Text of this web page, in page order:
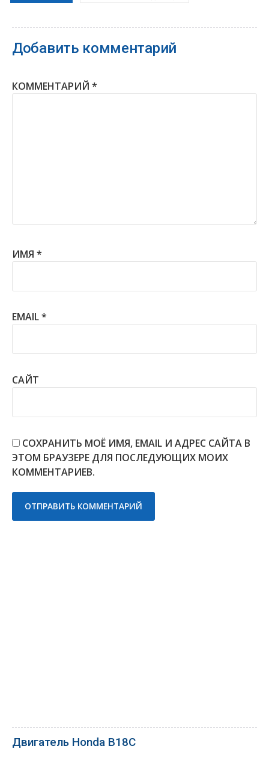
Добавить комментарий
КОММЕНТАРИЙ *
ИМЯ *
EMAIL*
САЙТ
СОХРАНИТЬ МОЁ ИМЯ, EMAIL И АДРЕС САЙТА В
ЭТОМ БРАУЗЕРЕ ДЛЯ ПОСЛЕДУЮЩИХ МОИХ
КОММЕНТАРИЕВ.
Двигатель Honda B18C